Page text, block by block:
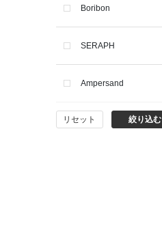
Boribon
SERAPH
Ampersand
BIT'Z
リセット 絞り込む